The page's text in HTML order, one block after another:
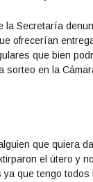
Secretaría
ofrecerían
que bien
sorteo en la
que quiera
el útero y
que tengo